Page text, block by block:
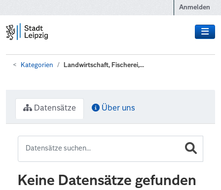
Anmelden
Kategorien Landwirtschaft, Fischerei,...
Datensätze Über uns
Keine Datensätze gefunden